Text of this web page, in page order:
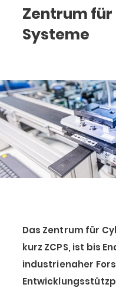
Zentrum
Systeme
Das Zentrum für
kurz ZCPS, ist bis
industrienaher